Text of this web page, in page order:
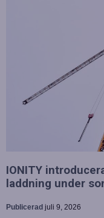
IONITY
laddning under
Publicerad juli 9, 2026